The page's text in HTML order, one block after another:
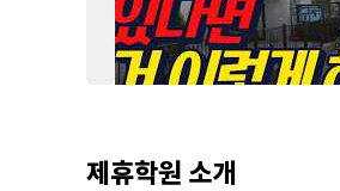
제휴학원 소개